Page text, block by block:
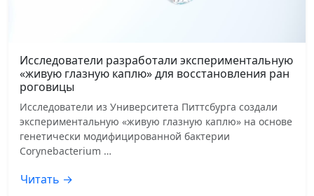
Исследователи разработали экспериментальную
«живую глазную каплю» для восстановления ран
роговицы
Исследователи из Университета Питтсбурга создали
экспериментальную «живую глазную каплю» на основе
генетически модифицированной бактерии
Corynebacterium …
Читать →